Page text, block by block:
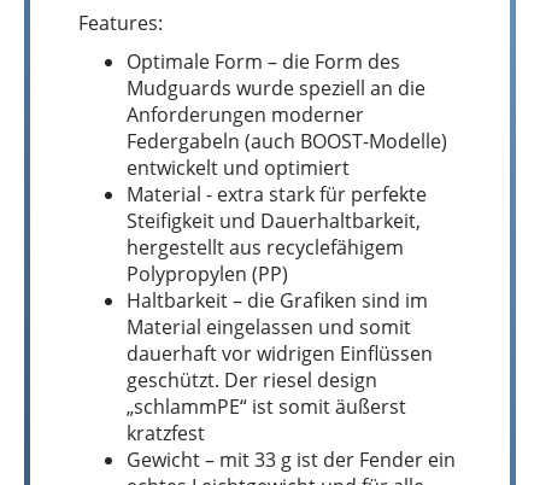
Features:
Optimale Form – die Form des
Mudguards wurde speziell an die
Anforderungen moderner
Federgabeln (auch BOOST-Modelle)
entwickelt und optimiert
Material - extra stark für perfekte
Steifigkeit und Dauerhaltbarkeit,
hergestellt aus recyclefähigem
Polypropylen (PP)
Haltbarkeit – die Grafiken sind im
Material eingelassen und somit
dauerhaft vor widrigen Einflüssen
geschützt. Der riesel design
„schlammPE“ ist somit äußerst
kratzfest
Gewicht – mit 33 g ist der Fender ein